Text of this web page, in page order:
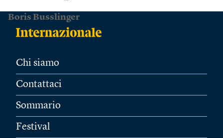
Boris Busslinger
Chi siamo
Contattaci
Sommario
Festival